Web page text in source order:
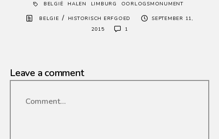
BELGIË HALEN LIMBURG OORLOGSMONUMENT
BELGIE / HISTORISCH ERFGOED
SEPTEMBER 11,
2015
1
Leave a comment